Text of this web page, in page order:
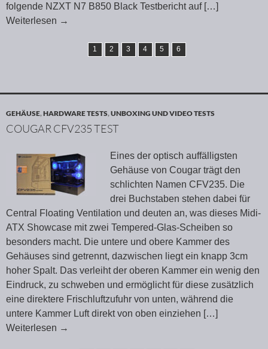
folgende NZXT N7 B850 Black Testbericht auf […]
Weiterlesen →
1 2 3 4 5 6
GEHÄUSE,HARDWARE TESTS,UNBOXING UND VIDEO TESTS
COUGAR CFV235 TEST
Eines der optisch auffälligsten
Gehäuse von Cougar trägt den
schlichten Namen CFV235. Die
drei Buchstaben stehen dabei für
Central Floating Ventilation und deuten an, was dieses Midi-
ATX Showcase mit zwei Tempered-Glas-Scheiben so
besonders macht. Die untere und obere Kammer des
Gehäuses sind getrennt, dazwischen liegt ein knapp 3cm
hoher Spalt. Das verleiht der oberen Kammer ein wenig den
Eindruck, zu schweben und ermöglicht für diese zusätzlich
eine direktere Frischluftzufuhr von unten, während die
untere Kammer Luft direkt von oben einziehen […]
Weiterlesen →